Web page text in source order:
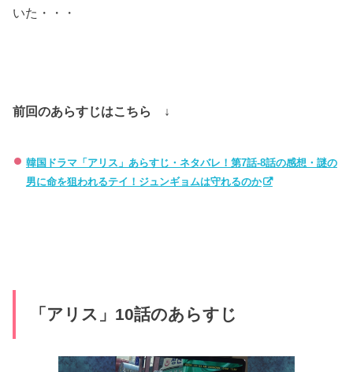
いた・・・
前回のあらすじはこちら ↓
韓国ドラマ「アリス」あらすじ・ネタバレ！第7話-8話の感想・謎の
男に命を狙われるテイ！ジュンギョムは守れるのか
「アリス」10話のあらすじ